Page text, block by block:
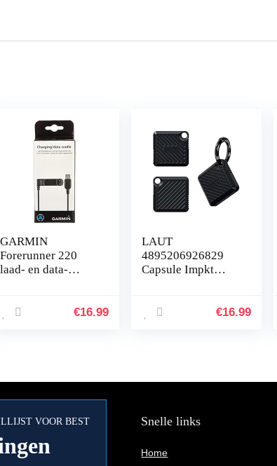
GARMIN
Forerunner 220
laad- en data-
€16.99
LAUT
4895206926829
Capsule Impkt
€16.99
VOOR BEST Snelle links
Home